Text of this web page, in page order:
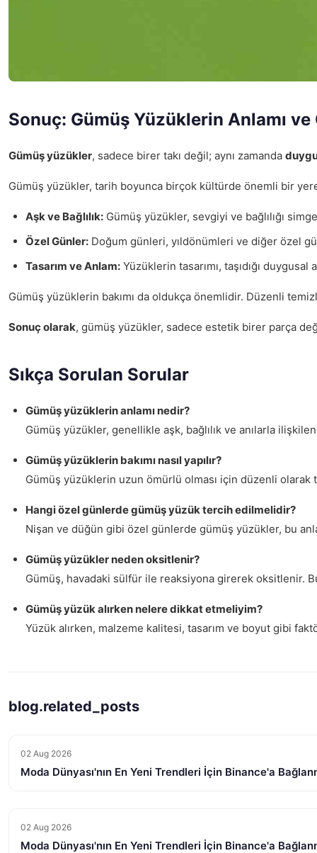
Sonuç: Gümüş Yüzüklerin Anlamı ve
Gümüş yüzükler, sadece birer takı değil; aynı zamanda
Gümüş yüzükler, tarih boyunca birçok kültürde önemli bir
Aşk ve Bağlılık: Gümüş yüzükler, sevgiyi ve bağlılığı
Özel Günler: Doğum günleri, yıldönümleri ve diğer özel
Tasarım ve Anlam: Yüzüklerin tasarımı, taşıdığı
Gümüş yüzüklerin bakımı da oldukça önemlidir. Düzenli
Sonuç olarak, gümüş yüzükler, sadece estetik birer parça
Sıkça Sorulan Sorular
Gümüş yüzüklerin anlamı nedir?
Gümüş yüzükler, genellikle aşk, bağlılık ve anılarla
Gümüş yüzüklerin bakımı nasıl yapılır?
Gümüş yüzüklerin uzun ömürlü olması için düzenli olarak
Hangi özel günlerde gümüş yüzük tercih edilmelidir?
Nişan ve düğün gibi özel günlerde gümüş yüzükler, bu
Gümüş yüzükler neden oksitlenir?
Gümüş, havadaki sülfür ile reaksiyona girerek oksitlenir.
Gümüş yüzük alırken nelere dikkat etmeliyim?
Yüzük alırken, malzeme kalitesi, tasarım ve boyut gibi
blog.related_posts
02 Aug 2026
Moda Dünyası'nın En Yeni Trendleri İçin Binance'a
02 Aug 2026
Moda Dünyası'nın En Yeni Trendleri İçin Binance'a